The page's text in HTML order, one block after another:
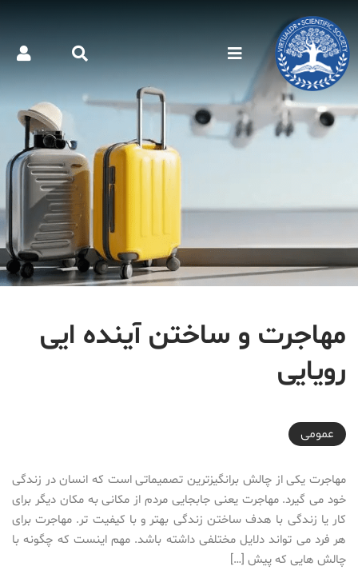
مهاجرت و ساختن آینده ایی
رویایی
2024-07-20T20:20:09+03:30
عمومی
مهاجرت یکی از چالش برانگیزترین تصمیماتی است که انسان در زندگی
خود می گیرد. مهاجرت یعنی جابجایی مردم از مکانی به مکان دیگر برای
کار یا زندگی با هدف ساختن زندگی بهتر و با کیفیت تر. مهاجرت برای
هر فرد می تواند دلایل مختلفی داشته باشد. مهم اینست که چگونه با
چالش هایی که پیش […]